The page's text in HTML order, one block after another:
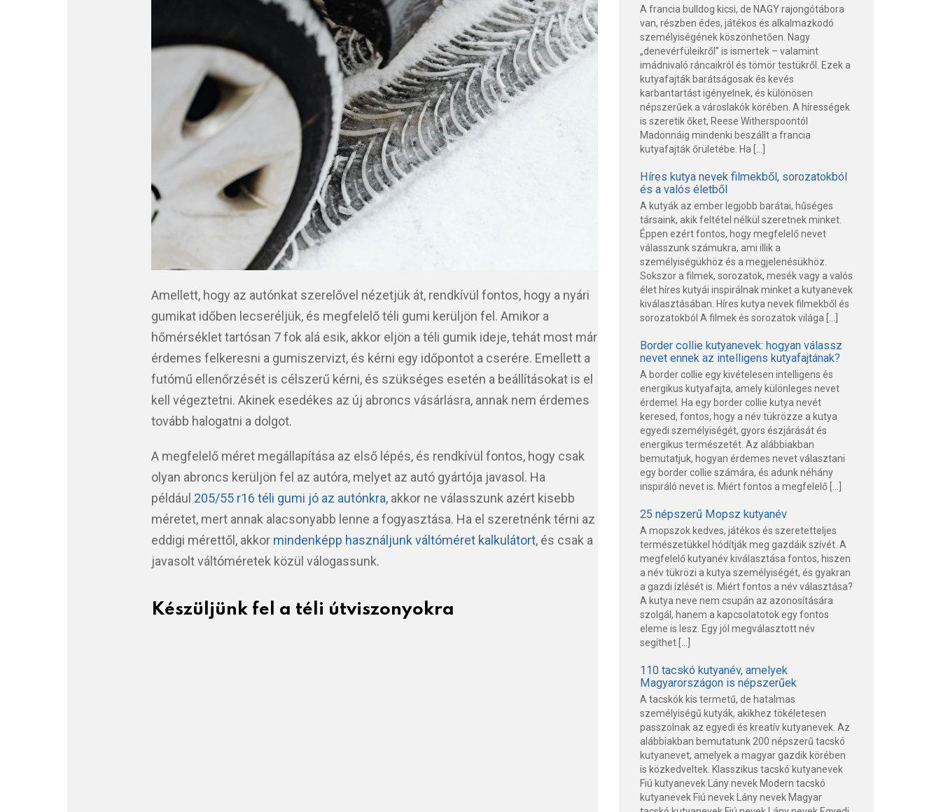
Amellett, hogy az autónkat szerelővel nézetjük át, rendkívül fontos, hogy a nyári
gumikat időben lecseréljük, és megfelelő téli gumi kerüljön fel. Amikor a
hőmérséklet tartósan 7 fok alá esik, akkor eljön a téli gumik ideje, tehát most már
érdemes felkeresni a gumiszervizt, és kérni egy időpontot a cserére. Emellett a
futómű ellenőrzését is célszerű kérni, és szükséges esetén a beállításokat is el
kell végeztetni. Akinek esedékes az új abroncs vásárlásra, annak nem érdemes
tovább halogatni a dolgot.
A megfelelő méret megállapítása az első lépés, és rendkívül fontos, hogy csak
olyan abroncs kerüljön fel az autóra, melyet az autó gyártója javasol. Ha
például 205/55 r16 téli gumi jó az autónkra, akkor ne válasszunk azért kisebb
méretet, mert annak alacsonyabb lenne a fogyasztása. Ha el szeretnénk térni az
eddigi mérettől, akkor mindenképp használjunk váltóméret kalkulátort, és csak a
javasolt váltóméretek közül válogassunk.
Készüljünk fel a téli útviszonyokra
A francia bulldog kicsi, de NAGY rajongótábora
van, részben édes, játékos és alkalmazkodó
személyiségének köszönhetően. Nagy
„denevérfüleikről” is ismertek – valamint
imádnivaló ráncaikról és tömör testükről. Ezek a
kutyafajták barátságosak és kevés
karbantartást igényelnek, és különösen
népszerűek a városlakók körében. A hírességek
is szeretik őket, Reese Witherspoontól
Madonnáig mindenki beszállt a francia
kutyafajták őrületébe. Ha […]
Híres kutya nevek filmekből, sorozatokból
és a valós életből
A kutyák az ember legjobb barátai, hűséges
társaink, akik feltétel nélkül szeretnek minket.
Éppen ezért fontos, hogy megfelelő nevet
válasszunk számukra, ami illik a
személyiségükhöz és a megjelenésükhöz.
Sokszor a filmek, sorozatok, mesék vagy a valós
élet híres kutyái inspirálnak minket a kutyanevek
kiválasztásában. Híres kutya nevek filmekből és
sorozatokból A filmek és sorozatok világa […]
Border collie kutyanevek: hogyan válassz
nevet ennek az intelligens kutyafajtának?
A border collie egy kivételesen intelligens és
energikus kutyafajta, amely különleges nevet
érdemel. Ha egy border collie kutya nevét
keresed, fontos, hogy a név tükrözze a kutya
egyedi személyiségét, gyors észjárását és
energikus természetét. Az alábbiakban
bemutatjuk, hogyan érdemes nevet választani
egy border collie számára, és adunk néhány
inspiráló nevet is. Miért fontos a megfelelő […]
25 népszerű Mopsz kutyanév
A mopszok kedves, játékos és szeretetteljes
természetükkel hódítják meg gazdáik szívét. A
megfelelő kutyanév kiválasztása fontos, hiszen
a név tükrözi a kutya személyiségét, és gyakran
a gazdi ízlését is. Miért fontos a név választása?
A kutya neve nem csupán az azonosítására
szolgál, hanem a kapcsolatotok egy fontos
eleme is lesz. Egy jól megválasztott név
segíthet […]
110 tacskó kutyanév, amelyek
Magyarországon is népszerűek
A tacskók kis termetű, de hatalmas
személyiségű kutyák, akikhez tökéletesen
passzolnak az egyedi és kreatív kutyanevek. Az
alábbiakban bemutatunk 200 népszerű tacskó
kutyanevet, amelyek a magyar gazdik körében
is közkedveltek. Klasszikus tacskó kutyanevek
Fiú kutyanevek Lány nevek Modern tacskó
kutyanevek Fiú nevek Lány nevek Magyar